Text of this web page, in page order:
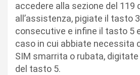
accedere alla sezione del 119
all’assistenza, pigiate il tasto
consecutive e infine il tasto 5
caso in cui abbiate necessita
SIM smarrita o rubata,
del tasto 5.